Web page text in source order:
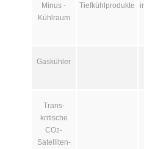
Minus -
Kühlraum
Tiefkühlprodukte
Gaskühler
Trans­
kritische
CO2-
Satelliten­